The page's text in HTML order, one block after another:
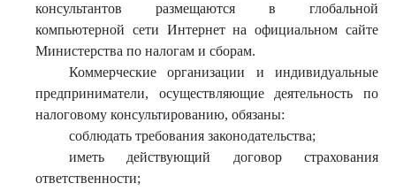
консультантов размещаются в глобальной
компьютерной сети Интернет на официальном сайте
Министерства по налогам и сборам.
Коммерческие организации и индивидуальные
предприниматели, осуществляющие деятельность по
налоговому консультированию, обязаны:
соблюдать требования законодательства;
иметь действующий договор страхования
ответственности;